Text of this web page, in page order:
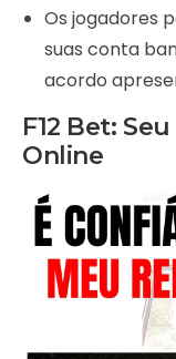
Os jogadores
suas conta
acordo
F12 Bet:
Online